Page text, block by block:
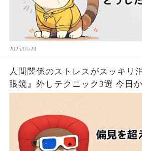
2025/03/28
人間関係のストレスがスッキリ
眼鏡』外しテクニック3選 今日